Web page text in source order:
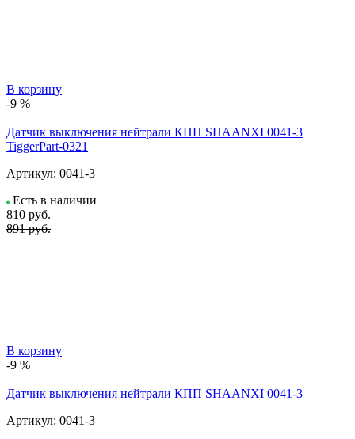
В корзину
-9 %
Датчик выключения нейтрали КПП SHAANXI 0041-3
TiggerPart-0321
Артикул: 0041-3
Есть в наличии
810 руб.
891 руб.
В корзину
-9 %
Датчик выключения нейтрали КПП SHAANXI 0041-3
Артикул: 0041-3